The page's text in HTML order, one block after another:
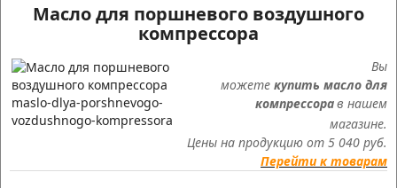
Масло для поршневого воздушного
компрессора
Вы
можете купить масло для
компрессорав нашем
магазине.
Цены на продукцию от 5 040 руб.
Перейти к товарам